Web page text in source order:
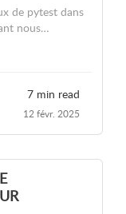
de pytest dans
nous…
7 min read
12 févr. 2025